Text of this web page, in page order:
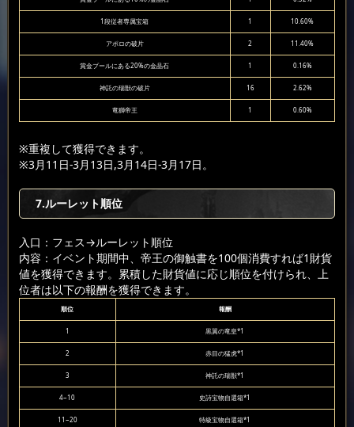
1段従者専属宝箱 1 10.60%
アポロの破片 2 11.40%
賞金プールにある20%の金晶石 1 0.16%
神託の瑞獣の破片 16 2.62%
竜獅帝王 1 0.60%
※重複して獲得できます。
※3月11日-3月13日,3月14日-3月17日。
7.ルーレット順位
入口：フェス→ルーレット順位
内容：イベント期間中、帝王の御触書を100個消費すれば1財貨
値を獲得できます。累積した財貨値に応じ順位を付けられ、上
位者は以下の報酬を獲得できます。
順位 報酬
1 黒翼の竜皇*1
2 赤目の猛虎*1
3 神託の瑞獣*1
4~10 史詩宝物自選箱*1
11~20 特級宝物自選箱*1